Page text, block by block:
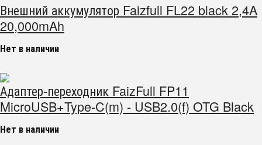
Внешний аккумулятор Faizfull FL22 black 2,4A
20,000mAh
Нет в наличии
Адаптер-переходник FaizFull FP11
MicroUSB+Type-C(m) - USB2.0(f) OTG Black
Нет в наличии